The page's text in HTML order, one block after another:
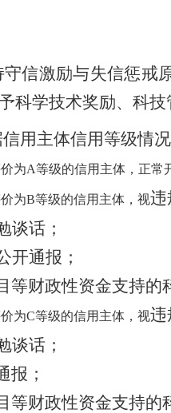
守信激励与失信惩戒
科学技术奖励、科
用主体信用等级情
为A等级的信用主体，正常
为B等级的信用主体，视违
谈话；
开通报；
等财政性资金支持的
为C等级的信用主体，视违
谈话；
报；
等财政性资金支持的